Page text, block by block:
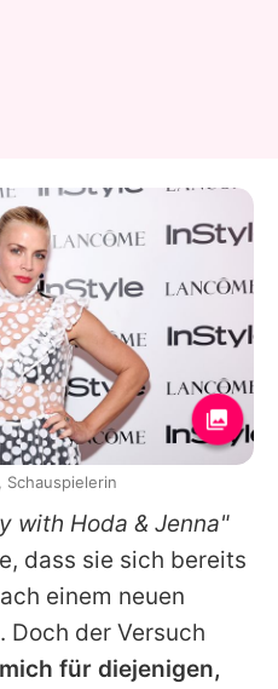
with Hoda & Jenna"
dass sie sich bereits
einem neuen
Doch der Versuch
für diejenigen,
Schauspielerin